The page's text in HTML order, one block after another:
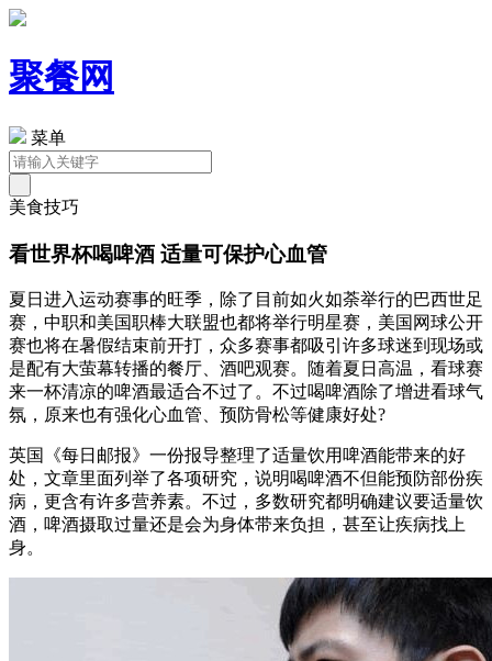
聚餐网
菜单
美食技巧
看世界杯喝啤酒 适量可保护心血管
夏日进入运动赛事的旺季，除了目前如火如荼举行的巴西世足
赛，中职和美国职棒大联盟也都将举行明星赛，美国网球公开
赛也将在暑假结束前开打，众多赛事都吸引许多球迷到现场或
是配有大萤幕转播的餐厅、酒吧观赛。随着夏日高温，看球赛
来一杯清凉的啤酒最适合不过了。不过喝啤酒除了增进看球气
氛，原来也有强化心血管、预防骨松等健康好处?
英国《每日邮报》一份报导整理了适量饮用啤酒能带来的好
处，文章里面列举了各项研究，说明喝啤酒不但能预防部份疾
病，更含有许多营养素。不过，多数研究都明确建议要适量饮
酒，啤酒摄取过量还是会为身体带来负担，甚至让疾病找上
身。